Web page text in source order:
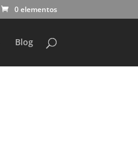
0 elementos
Blog